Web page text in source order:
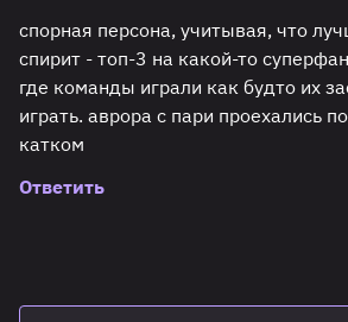
спорная персона, учитывая, что
спирит - топ-3 на какой-то
где команды играли как будто их
играть. аврора с пари проехались
катком
Ответить